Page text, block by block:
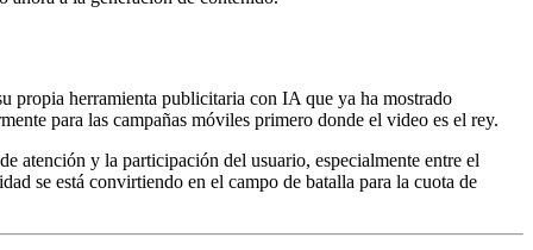
propia herramienta publicitaria con IA que ya ha mostrado
para las campañas móviles primero donde el video es el rey.
atención y la participación del usuario, especialmente entre el
se está convirtiendo en el campo de batalla para la cuota de